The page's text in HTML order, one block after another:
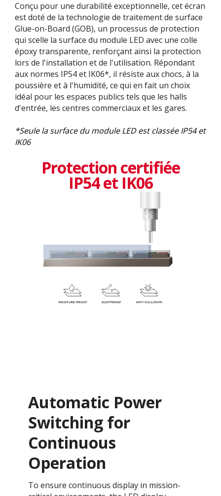
Conçu pour une durabilité exceptionnelle, cet écran
est doté de la technologie de traitement de surface
Glue-on-Board (GOB), un processus de protection
qui scelle la surface du module LED avec une colle
époxy transparente, renforçant ainsi la protection
lors de l'installation et de l'utilisation. Répondant
aux normes IP54 et IK06*, il résiste aux chocs, à la
poussière et à l'humidité, ce qui en fait un choix
idéal pour les espaces publics tels que les halls
d'entrée, les centres commerciaux et les gares.
*Seule la surface du module LED est classée IP54 et
IK06
Protection certifiée
IP54 et IK06
Automatic Power
Switching for
Continuous
Operation​​​​
To ensure continuous display in mission-